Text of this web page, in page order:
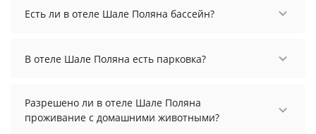
осуществить до 12:00.
Есть ли в отеле Шале Поляна бассейн?
В отеле Шале Поляна есть парковка?
информацию перед бронированием у
менеджера, возможно, услуга оплачивается
Разрешено ли в отеле Шале Поляна
проживание с домашними животными?